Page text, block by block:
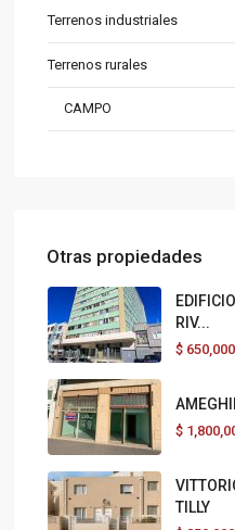
Terrenos industriales
Terrenos rurales
CAMPO
Otras propiedades
RIV...
$ 650,000
$
TILLY